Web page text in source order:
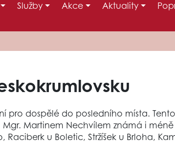
Služby Akce Aktuality
pro dospělé do posledního místa.
Martinem Nechvílem známá i
Raciberk u Boletic, Stržíšek u Brloha,